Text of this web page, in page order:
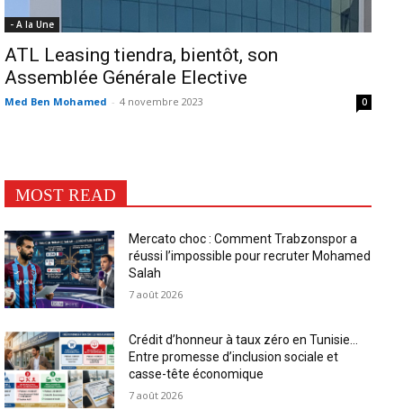
- A la Une
ATL Leasing tiendra, bientôt, son
Assemblée Générale Elective
Med Ben Mohamed - 4 novembre 2023 0
MOST READ
Mercato choc : Comment Trabzonspor a
réussi l’impossible pour recruter Mohamed
Salah
7 août 2026
Crédit d’honneur à taux zéro en Tunisie…
Entre promesse d’inclusion sociale et
casse-tête économique
7 août 2026